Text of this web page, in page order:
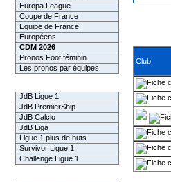
Europa League
Coupe de France
Equipe de France
Européens
CDM 2026
Pronos Foot féminin
Les pronos par équipes
JdB Ligue 1
JdB PremierShip
JdB Calcio
JdB Liga
Ligue 1 plus de buts
Survivor Ligue 1
Challenge Ligue 1
Club